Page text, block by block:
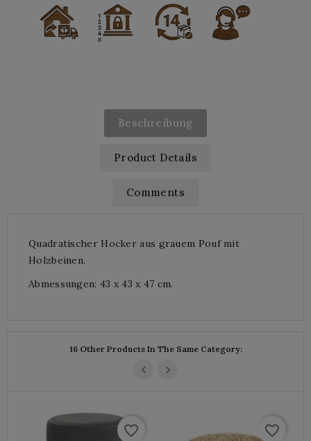
Beschreibung
Product Details
Comments
Quadratischer Hocker aus grauem Pouf mit
Holzbeinen.
Abmessungen: 43 x 43 x 47 cm.
16 Other Products In The Same Category:
favorite_border favorite_border